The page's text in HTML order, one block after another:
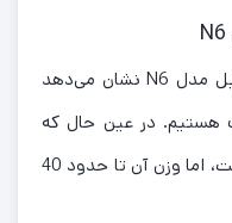
وزن 120 گرمی فن خنک کننده موبایل مدل N6 نشان می‌دهد
هستیم. در عین حال که
توانایی آن از فن های دیگر بیشتر است، اما وزن آن تا حدود 40